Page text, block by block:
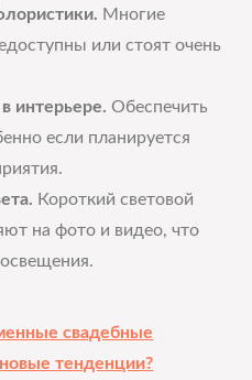
Многие
или стоят очень
интерьере. Обеспечить
если планируется
Короткий световой
на фото и видео, что
свадебные
тенденции?